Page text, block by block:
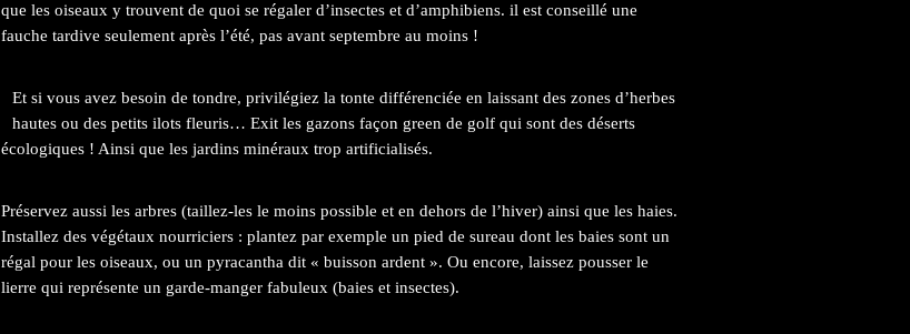
que les oiseaux y trouvent de quoi se régaler d’insectes et d’amphibiens. il est conseillé une
fauche tardive seulement après l’été, pas avant septembre au moins !
Et si vous avez besoin de tondre, privilégiez la tonte différenciée en laissant des zones d’herbes
hautes ou des petits ilots fleuris… Exit les gazons façon green de golf qui sont des déserts
écologiques ! Ainsi que les jardins minéraux trop artificialisés.
Préservez aussi les arbres (taillez-les le moins possible et en dehors de l’hiver) ainsi que les haies.
Installez des végétaux nourriciers : plantez par exemple un pied de sureau dont les baies sont un
régal pour les oiseaux, ou un pyracantha dit « buisson ardent ». Ou encore, laissez pousser le
lierre qui représente un garde-manger fabuleux (baies et insectes).